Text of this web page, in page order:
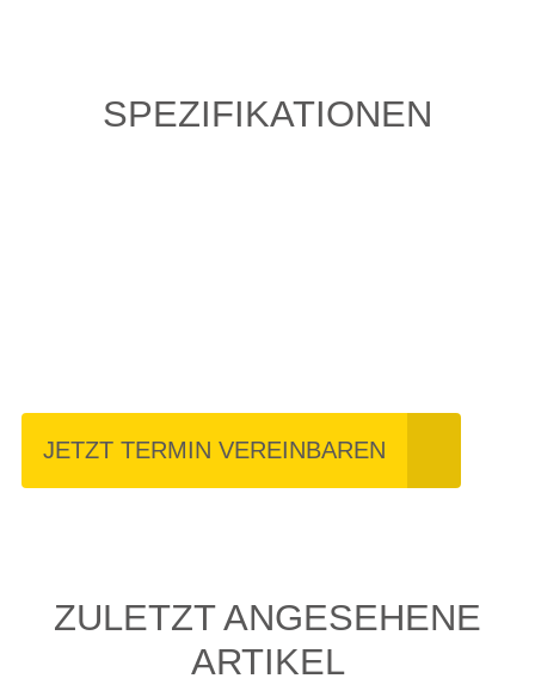
SPEZIFIKATIONEN
JETZT TERMIN VEREINBAREN
ZULETZT ANGESEHENE
ARTIKEL